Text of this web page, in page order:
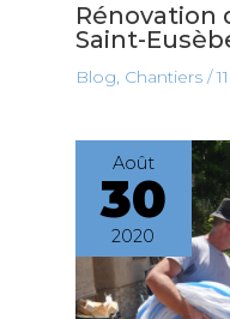
Rénovation
Saint-
Blog, Chantiers/
Août
30
2020